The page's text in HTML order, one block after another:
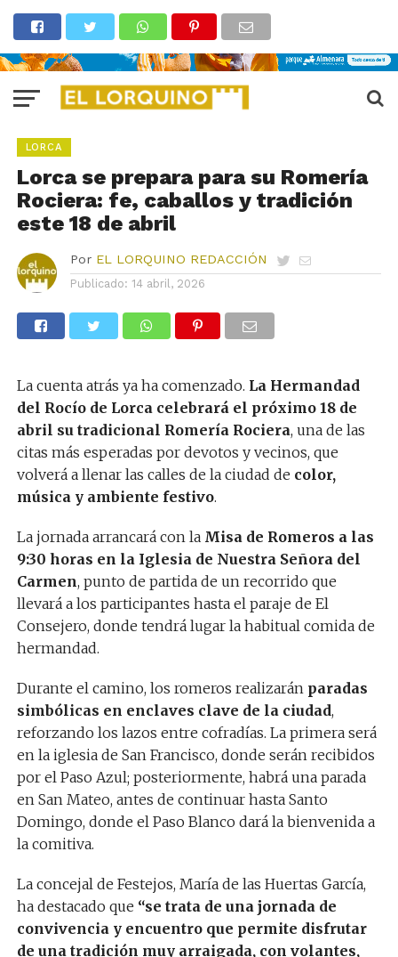
LORCA
Lorca se prepara para su Romería
Rociera: fe, caballos y tradición
este 18 de abril
Por EL LORQUINO REDACCIÓN
Publicado: 14 abril, 2026
La cuenta atrás ya ha comenzado. La Hermandad
del Rocío de Lorca celebrará el próximo 18 de
abril su tradicional Romería Rociera, una de las
citas más esperadas por devotos y vecinos, que
volverá a llenar las calles de la ciudad de color,
música y ambiente festivo.
La jornada arrancará con la Misa de Romeros a las
9:30 horas en la Iglesia de Nuestra Señora del
Carmen, punto de partida de un recorrido que
llevará a los participantes hasta el paraje de El
Consejero, donde tendrá lugar la habitual comida de
hermandad.
Durante el camino, los romeros realizarán paradas
simbólicas en enclaves clave de la ciudad,
reforzando los lazos entre cofradías. La primera será
en la iglesia de San Francisco, donde serán recibidos
por el Paso Azul; posteriormente, habrá una parada
en San Mateo, antes de continuar hasta Santo
Domingo, donde el Paso Blanco dará la bienvenida a
la comitiva.
La concejal de Festejos, María de las Huertas García,
ha destacado que “se trata de una jornada de
convivencia y encuentro que permite disfrutar
de una tradición muy arraigada, con volantes,